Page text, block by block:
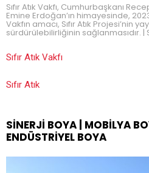
Sıfır Atık Vakfı, Cumhurbaşkanı
Emine Erdoğan’ın himayesinde,
Vakfın amacı, Sıfır Atık Projesi’nin
sürdürülebilirliğinin sağlanmasıdır. |
Sıfır Atık Vakfı
Sıfır Atık
SINERJI BOYA | MOBILYA
ENDÜSTRIYEL BOYA